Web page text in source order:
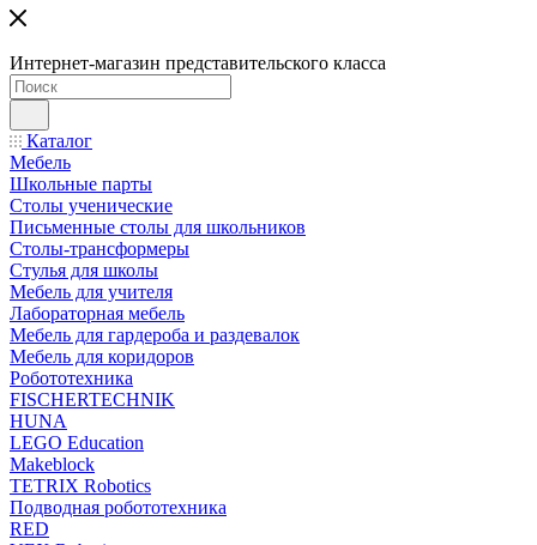
Интернет-магазин представительского класса
Каталог
Мебель
Школьные парты
Столы ученические
Письменные столы для школьников
Столы-трансформеры
Стулья для школы
Мебель для учителя
Лабораторная мебель
Мебель для гардероба и раздевалок
Мебель для коридоров
Робототехника
FISCHERTECHNIK
HUNA
LEGO Education
Makeblock
TETRIX Robotics
Подводная робототехника
RED